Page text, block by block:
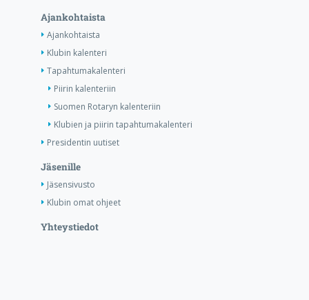
Ajankohtaista
Ajankohtaista
Klubin kalenteri
Tapahtumakalenteri
Piirin kalenteriin
Suomen Rotaryn kalenteriin
Klubien ja piirin tapahtumakalenteri
Presidentin uutiset
Jäsenille
Jäsensivusto
Klubin omat ohjeet
Yhteystiedot